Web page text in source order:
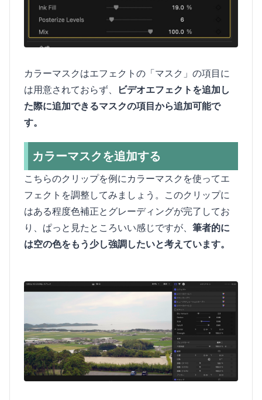
カラーマスクはエフェクトの「マスク」の項目に
は用意されておらず、
ビデオエフェクトを追加し
た際に追加できるマスクの項目から追加可能で
す。
カラーマスクを追加する
こちらのクリップを例にカラーマスクを使ってエ
フェクトを調整してみましょう。このクリップに
はある程度色補正とグレーディングが完了してお
り、ぱっと見たところいい感じですが、 筆者的に
は空の色をもう少し強調したいと考えています。